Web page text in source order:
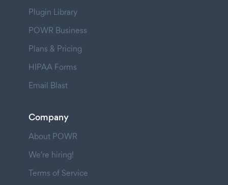
Plugin Library
POWR Business
Plans & Pricing
HIPAA Forms
Email Blast
Company
About POWR
We're hiring!
Terms of Service